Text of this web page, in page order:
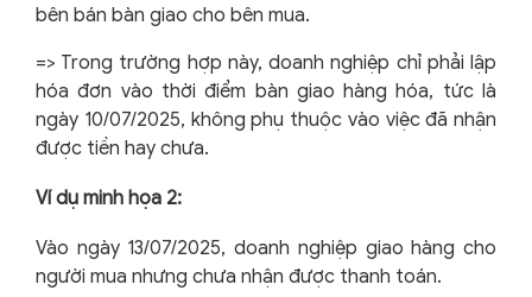
bên bán bàn giao cho bên mua.
=> Trong trường hợp này, doanh nghiệp chỉ phải lập
hóa đơn vào thời điểm bàn giao hàng hóa, tức là
ngày 10/07/2025, không phụ thuộc vào việc đã nhận
được tiền hay chưa.
Ví dụ minh họa 2:
Vào ngày 13/07/2025, doanh nghiệp giao hàng cho
người mua nhưng chưa nhận được thanh toán.